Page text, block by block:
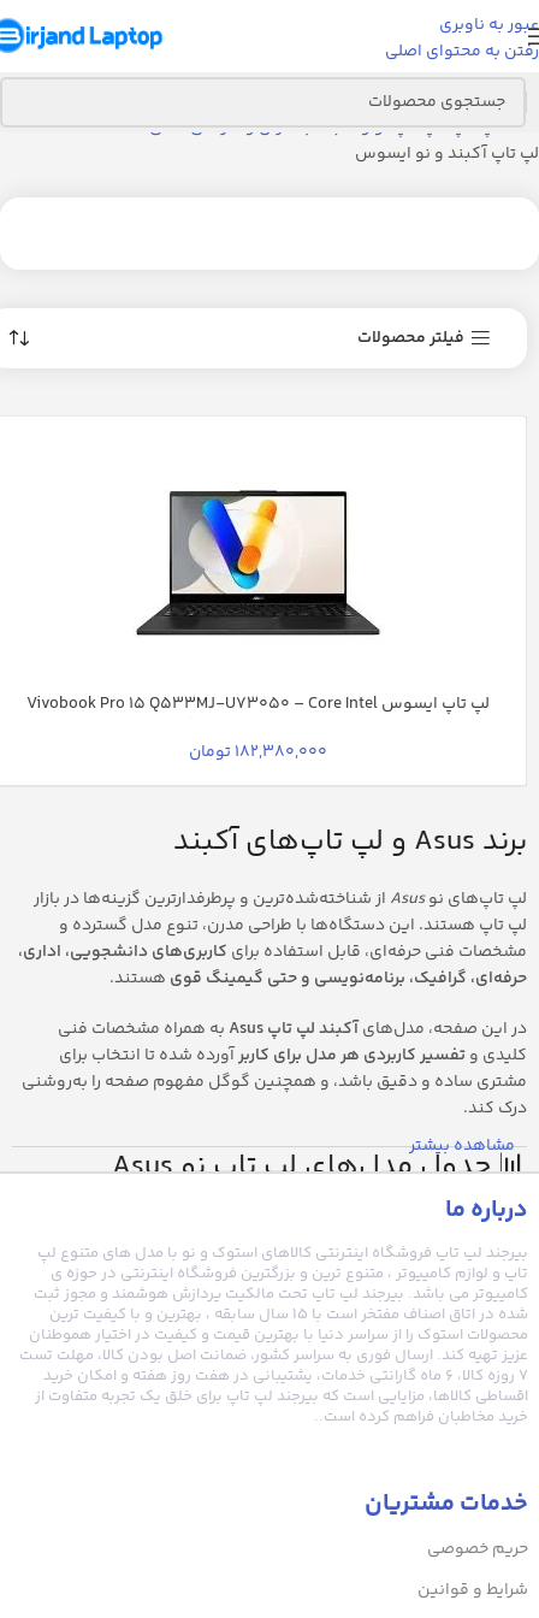
عبور به ناوبری
رفتن به محتوای اصلی
خانه لپ تاپ لپ تاپ نو و آکبند(با کارتن و گارانتی اصلی)
لپ تاپ آکبند و نو ایسوس
فیلتر محصولات
لپ تاپ ایسوس Vivobook Pro 15 Q533MJ-U73050 – Core Intel
نمایشگر 15.6 اینچ OLED
182,380,000 تومان
برند Asus و لپ تاپ‌های آکبند
لپ تاپ‌های نوAsus از شناخته‌شده‌ترین و پرطرفدارترین گزینه‌ها در بازار
لپ تاپ هستند. این دستگاه‌ها با طراحی مدرن، تنوع مدل گسترده و
مشخصات فنی حرفه‌ای، قابل استفاده برای کاربری‌های دانشجویی، اداری،
حرفه‌ای، گرافیک، برنامه‌نویسی و حتی گیمینگ قوی هستند.
در این صفحه، مدل‌هایآکبند لپ تاپ Asus
به همراه مشخصات فنی
کلیدی وتفسیر کاربردی هر مدل برای کاربرآورده شده تا انتخاب برای
مشتری ساده و دقیق باشد، و همچنین گوگل مفهوم صفحه را به‌روشنی
درک کند.
📊 جدول مدل‌های لپ تاپ نو Asus
مدل
لپ‌تاپ
ASUS
پردازنده
(CPU)
کارت
گرافیک
(GPU)
صفحه
نمایش
رم /
حافظه
کاربری
Asus
Vivobook
16X
Intel
Core
i5-
12500H
NVIDIA
RTX
4050
16″
WUXGA
144Hz
16GB
/
512GB
طراحی،
سبک،
Asus
S 14 OLED
Intel
مشاهده بیشتر
درباره ما
بیرجند لپ تاپ فروشگاه اینترنتی کالاهای استوک و نو با مدل های متنوع لپ
تاپ و لوازم کامپیوتر ، متنوع ترین و بزرگترین فروشگاه اینترنتی در حوزه ی
کامپیوتر می باشد. بیرجند لپ تاپ تحت مالکیت پردازش هوشمند و مجوز ثبت
شده در اتاق اصناف مفتخر است با ۱۵ سال سابقه ، بهترین و با کیفیت ترین
محصولات استوک را از سراسر دنیا با بهترین قیمت و کیفیت در اختیار هموطنان
عزیز تهیه کند. ارسال فوری به سراسر کشور، ضمانت اصل بودن کالا، مهلت تست
۷ روزه کالا، ۶ ماه گارانتی خدمات، پشتیبانی در هفت روز هفته و امکان خرید
اقساطی کالاها، مزایایی است که بیرجند لپ تاپ برای خلق یک تجربه متفاوت از
خرید مخاطبان فراهم کرده است..
خدمات مشتریان
حریم خصوصی
شرایط و قوانین